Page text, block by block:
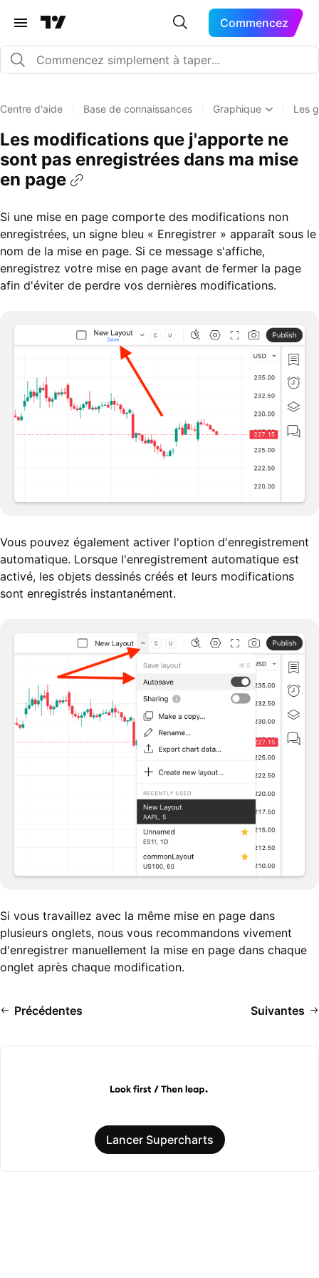
Commencez
Centre d'aide Base de connaissances Graphique Les
Les modifications que j'apporte ne
sont pas enregistrées dans ma mise
en page
Si une mise en page comporte des modifications non
enregistrées, un signe bleu « Enregistrer » apparaît sous le
nom de la mise en page. Si ce message s'affiche,
enregistrez votre mise en page avant de fermer la page
afin d'éviter de perdre vos dernières modifications.
Vous pouvez également activer l'option d'enregistrement
automatique. Lorsque l'enregistrement automatique est
activé, les objets dessinés créés et leurs modifications
sont enregistrés instantanément.
Si vous travaillez avec la même mise en page dans
plusieurs onglets, nous vous recommandons vivement
d'enregistrer manuellement la mise en page dans chaque
onglet après chaque modification.
Précédentes Suivantes
Lancer Supercharts